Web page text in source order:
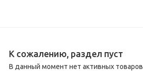
К сожалению, раздел пуст
В данный момент нет активных товаров